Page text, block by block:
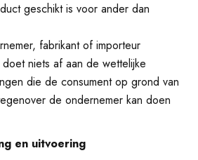
geschikt is voor ander dan
fabrikant of importeur
niets af aan de wettelijke
die de consument op grond van
de ondernemer kan doen
en uitvoering